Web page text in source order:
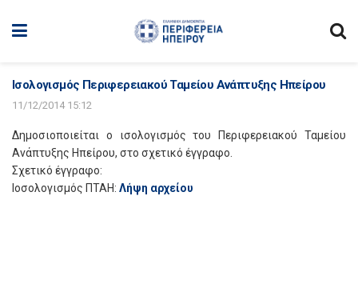
Ισολογισμός Περιφερειακού Ταμείου Ανάπτυξης Ηπείρου
11/12/2014 15:12
Δημοσιοποιείται ο ισολογισμός του Περιφερειακού Ταμείου
Ανάπτυξης Ηπείρου, στο σχετικό έγγραφο.
Σχετικό έγγραφο:
Ιοσολογισμός ΠΤΑΗ: Λήψη αρχείου